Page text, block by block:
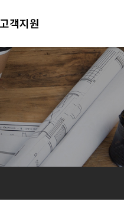
고객지원
공지사항
사업현장
견적의뢰